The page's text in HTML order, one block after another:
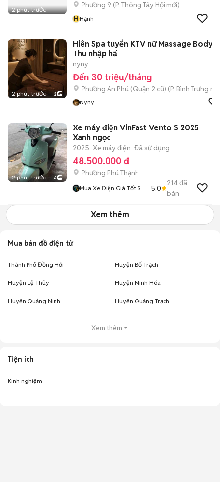
2 phút trước
Phường 9 (P. Thông Tây Hội mới)
HHạnh
2 phút trước 2
Hiên Spa tuyển KTV nữ Massage Body –
Thu nhập hấ
nyny
Đến 30 triệu/tháng
Phường An Phú (Quận 2 cũ) (P. Bình Trưng
Nyny
2 phút trước 6
Xe máy điện VinFast Vento S 2025
Xanh ngọc
2025 Xe máy điện Đã sử dụng
48.500.000 đ
Phường Phú Thạnh
Mua Xe Điện Giá Tốt Sài
5.0
214đã
bán
Xem thêm
Mua bán đồ điện tử
Thành Phố Đồng Hới Huyện Bố Trạch
Huyện Lệ Thủy Huyện Minh Hóa
Huyện Quảng Ninh Huyện Quảng Trạch
Xem thêm
Tiện ích
Kinh nghiệm